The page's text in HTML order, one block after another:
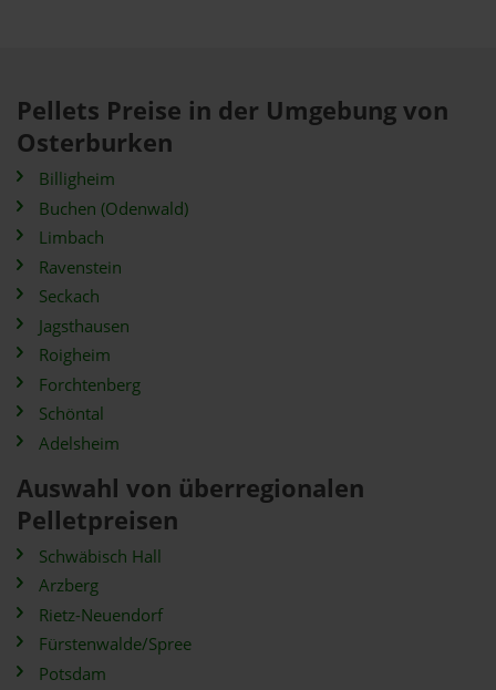
Pellets Preise in der Umgebung von
Osterburken
Billigheim
Buchen (Odenwald)
Limbach
Ravenstein
Seckach
Jagsthausen
Roigheim
Forchtenberg
Schöntal
Adelsheim
Auswahl von überregionalen
Pelletpreisen
Schwäbisch Hall
Arzberg
Rietz-Neuendorf
Fürstenwalde/Spree
Potsdam